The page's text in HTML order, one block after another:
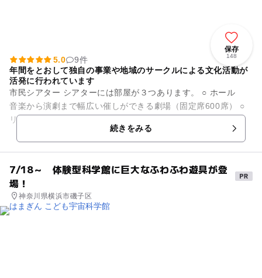
保存
148
5.0
9件
年間をとおして独自の事業や地域のサークルによる文化活動が
活発に行われています
市民シアター シアターには部屋が３つあります。 ○ ホール
音楽から演劇まで幅広い催しができる劇場（固定席600席） ○
リハーサル室 80人程度の催し物ができます。...
続きをみる
7/18～ 体験型科学館に巨大なふわふわ遊具が登
場！
神奈川県横浜市磯子区